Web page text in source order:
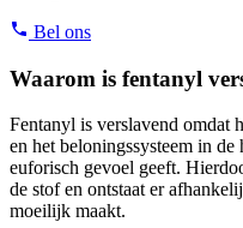
Bel ons
Waarom is fentanyl
Fentanyl is verslavend omdat
en het beloningssysteem in de
euforisch gevoel geeft.
de stof en ontstaat er
moeilijk maakt.